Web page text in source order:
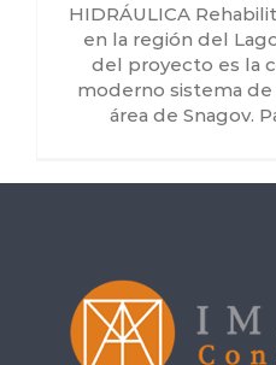
HIDRÁULICA
en la región del
del proyecto es la
moderno sistema de
área de Snagov.